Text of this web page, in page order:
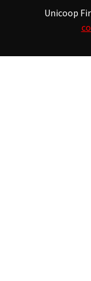
Unicoop